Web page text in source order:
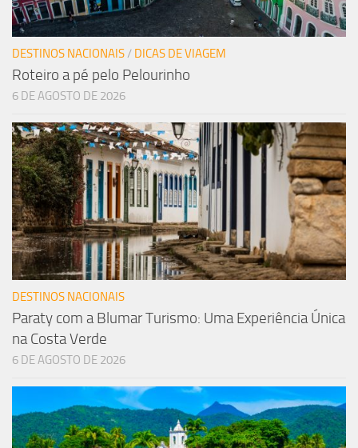
DESTINOS NACIONAIS/ DICAS DE VIAGEM
Roteiro a pé pelo Pelourinho
6 DE AGOSTO DE 2026
DESTINOS NACIONAIS
Paraty com a Blumar Turismo: Uma Experiência Única
na Costa Verde
6 DE AGOSTO DE 2026